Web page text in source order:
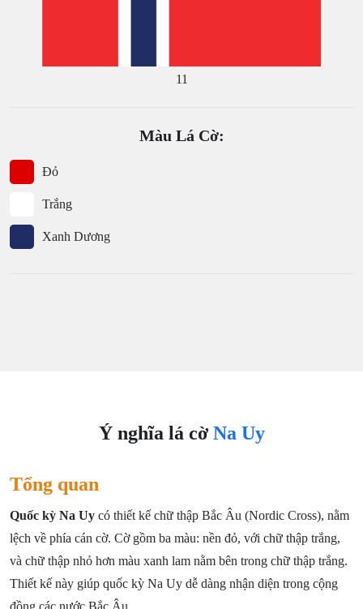
11
Màu Lá Cờ:
Đỏ
Trắng
Xanh Dương
Ý nghĩa lá cờ Na Uy
Tổng quan
Quốc kỳ Na Uy có thiết kế chữ thập Bắc Âu (Nordic Cross), nằm
lệch về phía cán cờ. Cờ gồm ba màu: nền đỏ, với chữ thập trắng,
và chữ thập nhỏ hơn màu xanh lam nằm bên trong chữ thập trắng.
Thiết kế này giúp quốc kỳ Na Uy dễ dàng nhận diện trong cộng